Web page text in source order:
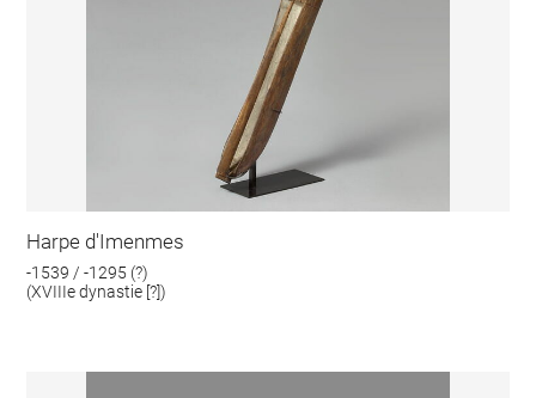
Harpe d'Imenmes
-1539 / -1295 (?)
(XVIIIe dynastie [?])